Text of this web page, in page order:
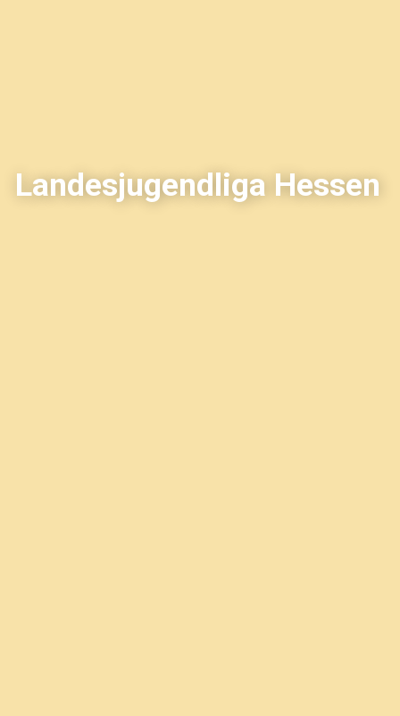
Landesjugendliga Hessen